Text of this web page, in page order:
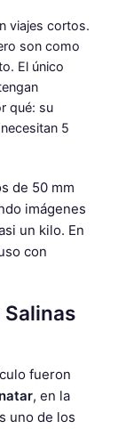
viajes cortos.
son como
El único
qué: su
5
de 50 mm
imágenes
un kilo. En
con
fueron
, en la
uno de los